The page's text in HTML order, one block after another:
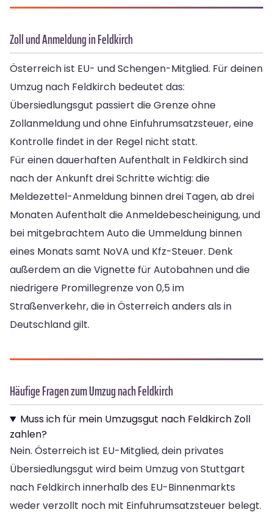
Zoll und Anmeldung in Feldkirch
Österreich ist EU- und Schengen-Mitglied. Für deinen
Umzug nach Feldkirch bedeutet das:
Übersiedlungsgut passiert die Grenze ohne
Zollanmeldung und ohne Einfuhrumsatzsteuer, eine
Kontrolle findet in der Regel nicht statt.
Für einen dauerhaften Aufenthalt in Feldkirch sind
nach der Ankunft drei Schritte wichtig: die
Meldezettel-Anmeldung binnen drei Tagen, ab drei
Monaten Aufenthalt die Anmeldebescheinigung, und
bei mitgebrachtem Auto die Ummeldung binnen
eines Monats samt NoVA und Kfz-Steuer. Denk
außerdem an die Vignette für Autobahnen und die
niedrigere Promillegrenze von 0,5 im
Straßenverkehr, die in Österreich anders als in
Deutschland gilt.
Häufige Fragen zum Umzug nach Feldkirch
Muss ich für mein Umzugsgut nach Feldkirch Zoll
zahlen?
Nein. Österreich ist EU-Mitglied, dein privates
Übersiedlungsgut wird beim Umzug von Stuttgart
nach Feldkirch innerhalb des EU-Binnenmarkts
weder verzollt noch mit Einfuhrumsatzsteuer belegt.